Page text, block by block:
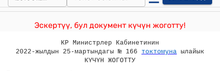
Эскертүү, бул документ күчүн жоготту!